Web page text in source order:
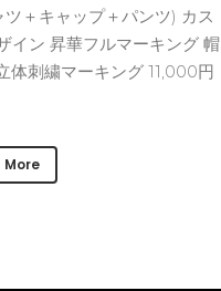
ツ＋キャップ＋パンツ) カス
イン 昇華フルマーキング 帽
体刺繍マーキング 11,000円
More